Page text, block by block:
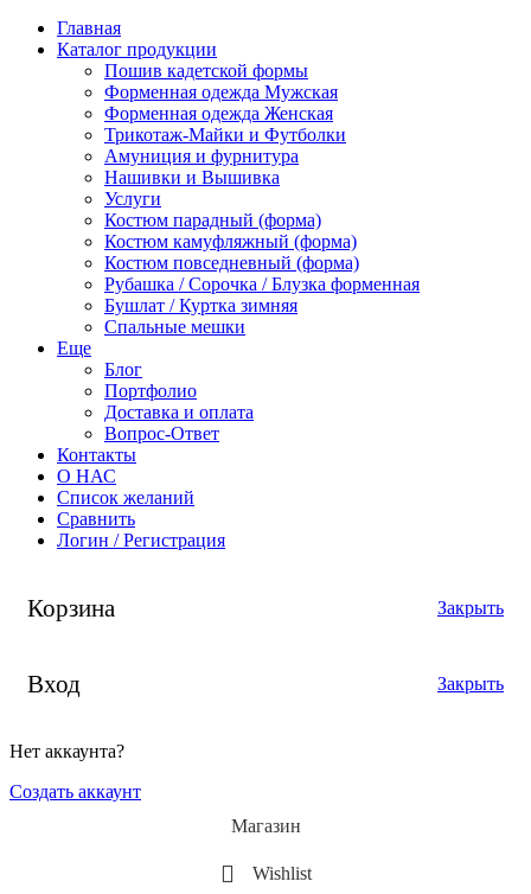
Главная
Каталог продукции
Пошив кадетской формы
Форменная одежда Мужская
Форменная одежда Женская
Трикотаж-Майки и Футболки
Амуниция и фурнитура
Нашивки и Вышивка
Услуги
Костюм парадный (форма)
Костюм камуфляжный (форма)
Костюм повседневный (форма)
Рубашка / Сорочка / Блузка форменная
Бушлат / Куртка зимняя
Спальные мешки
Еще
Блог
Портфолио
Доставка и оплата
Вопрос-Ответ
Контакты
О НАС
Список желаний
Сравнить
Логин / Регистрация
Корзина Закрыть
Вход Закрыть
Нет аккаунта?
Создать аккаунт
Магазин
Wishlist